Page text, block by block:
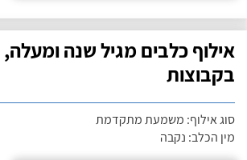
אילוף כלבים מגיל שנה ומעלה,
בקבוצות
סוג אילוף: משמעת מתקדמת
מין הכלב: נקבה